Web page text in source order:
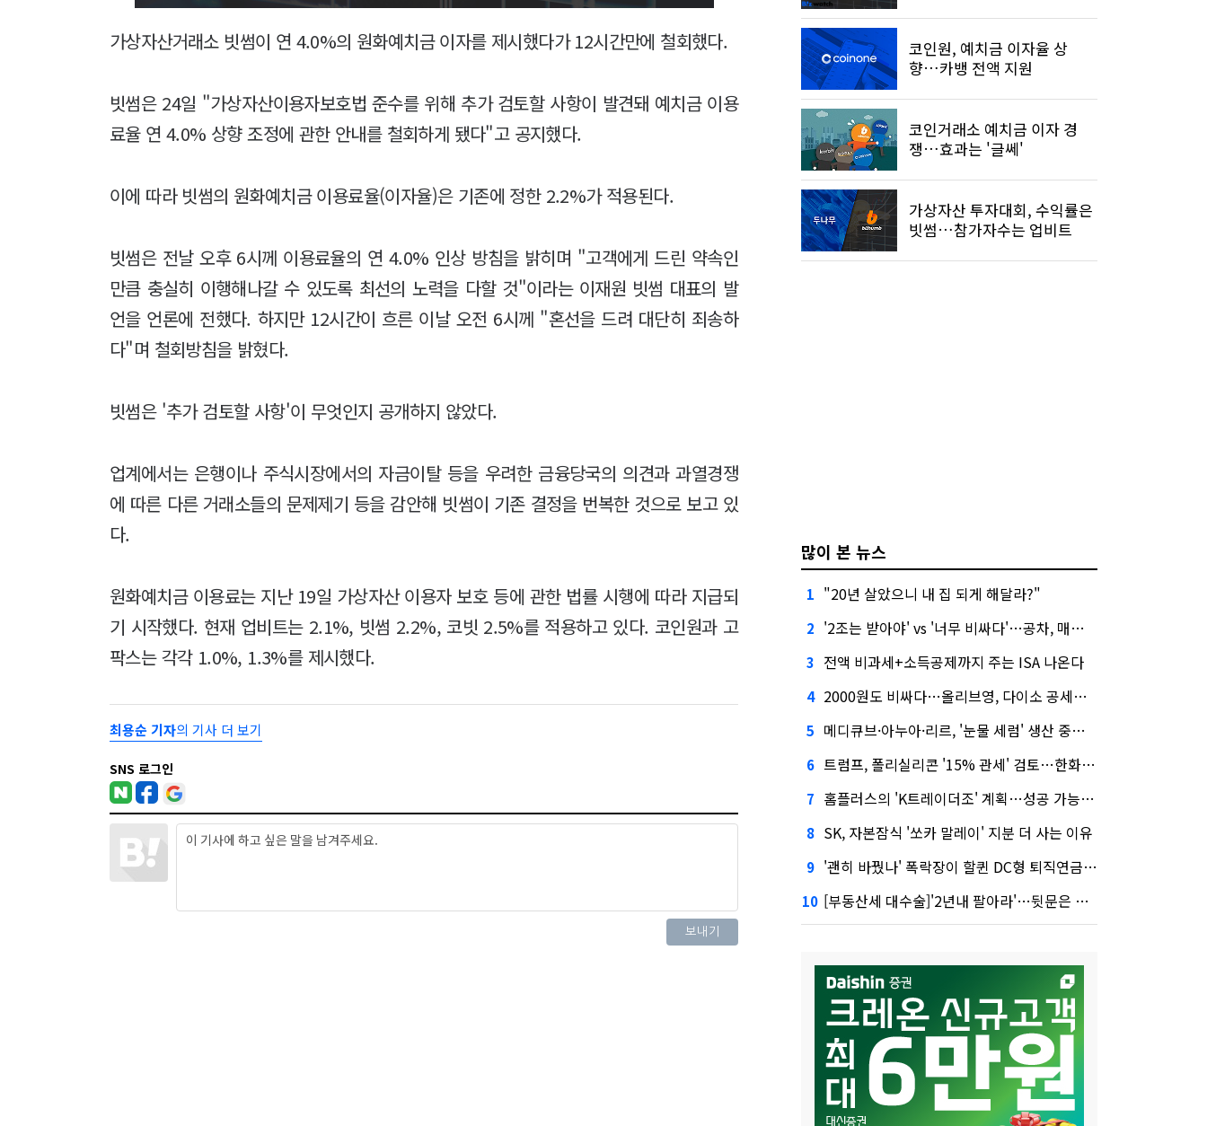
가상자산거래소 빗썸이 연 4.0%의 원화예치금 이자를 제시했다가 12시간만에 철회했다.
빗썸은 24일 "가상자산이용자보호법 준수를 위해 추가 검토할 사항이 발견돼 예치금 이용
료율 연 4.0% 상향 조정에 관한 안내를 철회하게 됐다"고 공지했다.
이에 따라 빗썸의 원화예치금 이용료율(이자율)은 기존에 정한 2.2%가 적용된다.
빗썸은 전날 오후 6시께 이용료율의 연 4.0% 인상 방침을 밝히며 "고객에게 드린 약속인
만큼 충실히 이행해나갈 수 있도록 최선의 노력을 다할 것"이라는 이재원 빗썸 대표의 발
언을 언론에 전했다. 하지만 12시간이 흐른 이날 오전 6시께 "혼선을 드려 대단히 죄송하
다"며 철회방침을 밝혔다.
빗썸은 '추가 검토할 사항'이 무엇인지 공개하지 않았다.
업계에서는 은행이나 주식시장에서의 자금이탈 등을 우려한 금융당국의 의견과 과열경쟁
에 따른 다른 거래소들의 문제제기 등을 감안해 빗썸이 기존 결정을 번복한 것으로 보고 있
다.
원화예치금 이용료는 지난 19일 가상자산 이용자 보호 등에 관한 법률 시행에 따라 지급되
기 시작했다. 현재 업비트는 2.1%, 빗썸 2.2%, 코빗 2.5%를 적용하고 있다. 코인원과 고
팍스는 각각 1.0%, 1.3%를 제시했다.
최용순 기자의 기사 더 보기
SNS 로그인
코인원, 예치금 이자율 상
향…카뱅 전액 지원
코인거래소 예치금 이자 경
쟁…효과는 '글쎄'
가상자산 투자대회, 수익률은
빗썸…참가자수는 업비트
많이 본 뉴스
1 "20년 살았으니 내 집 되게 해달라?"
2 '2조는 받아야' vs '너무 비싸다'…공차, 매각 성공할까
3 전액 비과세+소득공제까지 주는 ISA 나온다
4 2000원도 비싸다…올리브영, 다이소 공세에 '가성비'로 맞불
5 메디큐브·아누아·리르, '눈물 세럼' 생산 중단한다
6 트럼프, 폴리실리콘 '15% 관세' 검토…한화큐셀·OCI 영향은?
7 홈플러스의 'K트레이더조' 계획…성공 가능성은 '글쎄'
8 SK, 자본잠식 '쏘카 말레이' 지분 더 사는 이유
9 '괜히 바꿨나' 폭락장이 할퀸 DC형 퇴직연금…전문가 조언은
10 [부동산세 대수술]'2년내 팔아라'…뒷문은 열었다